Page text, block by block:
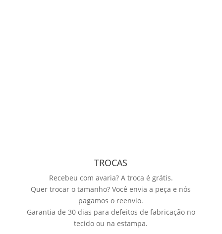
TROCAS
Recebeu com avaria? A troca é grátis.
Quer trocar o tamanho? Você envia a peça e nós
pagamos o reenvio.
Garantia de 30 dias para defeitos de fabricação no
tecido ou na estampa.